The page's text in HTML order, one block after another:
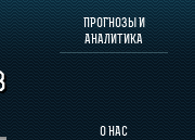
ПРОГНОЗЫ И
АНАЛИТИКА
О НАС
ЛИЧНОСТЕЙ